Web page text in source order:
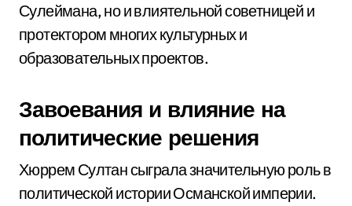
Сулеймана, но и влиятельной советницей и
протектором многих культурных и
образовательных проектов.
Завоевания и влияние на
политические решения
Хюррем Султан сыграла значительную роль в
политической истории Османской империи.